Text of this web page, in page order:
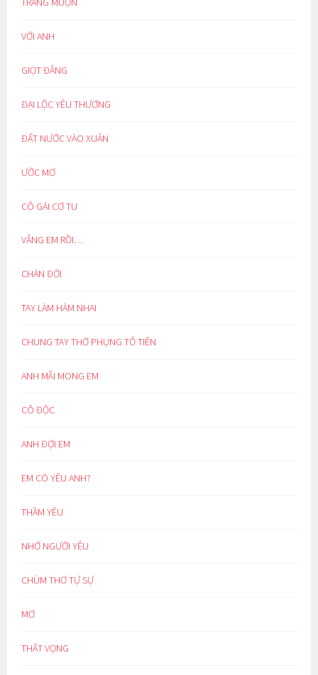
VỚI ANH
GIỌT ĐẮNG
ĐẠI LỘC YÊU THƯƠNG
ĐẤT NƯỚC VÀO XUÂN
ƯỚC MƠ
CÔ GÁI CƠ TU
VẮNG EM RỒI…
CHÁN ĐỜI
TAY LÀM HÀM NHAI
CHUNG TAY THỜ PHỤNG TỔ TIÊN
ANH MÃI MONG EM
CÔ ĐỘC
ANH ĐỢI EM
EM CÓ YÊU ANH?
THẦM YÊU
NHỚ NGƯỜI YÊU
CHÙM THƠ TỰ SỰ
MƠ
THẤT VỌNG